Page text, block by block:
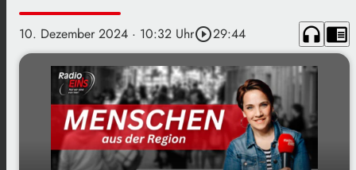
10. Dezember 2024 · 10:32 Uhrplay_circle_outline29:44 headphones chrome_reader_mode